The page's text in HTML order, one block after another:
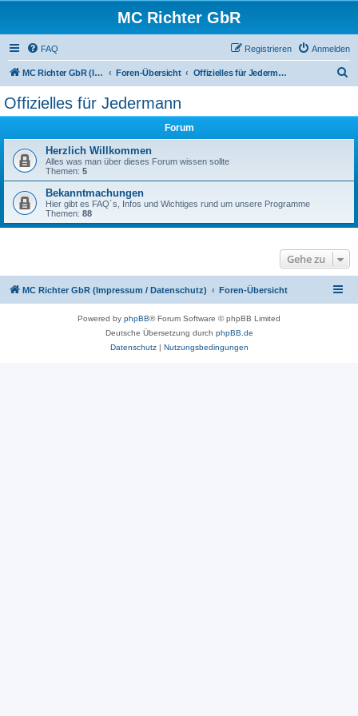
MC Richter GbR
FAQ Anmelden
Registrieren
MC Richter GbR (Impressum / Datenschutz) Foren-Übersicht Offizielles für Jedermann
Offizielles für Jedermann
Forum
Herzlich Willkommen
Alles was man über dieses Forum wissen sollte
Themen: 5
Bekanntmachungen
Hier gibt es FAQ´s, Infos und Wichtiges rund um unsere Programme
Themen: 88
Gehe zu
MC Richter GbR (Impressum / Datenschutz) Foren-Übersicht
Powered by phpBB® Forum Software © phpBB Limited
Deutsche Übersetzung durch phpBB.de
Datenschutz| Nutzungsbedingungen